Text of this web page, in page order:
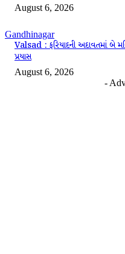
August 6, 2026
Gandhinagar
Valsad : ફરિયાદની અદાવતમાં બે
પ્રયાસ
August 6, 2026
-